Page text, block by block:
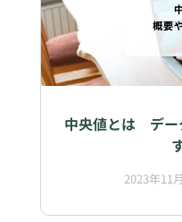
中央値とは デー
2023年11